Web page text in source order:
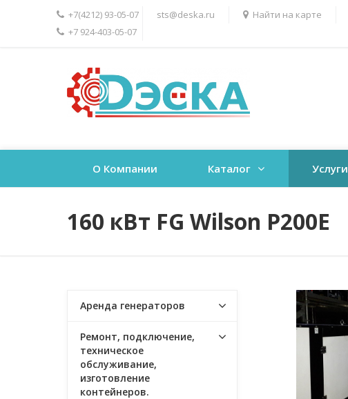
+7(4212) 93-05-07
+7 924-403-05-07
sts@deska.ru Найти на карте
О Компании Каталог Услуги
160 кВт FG Wilson P200E
Аренда генераторов
Ремонт, подключение,
техническое
обслуживание,
изготовление
контейнеров.